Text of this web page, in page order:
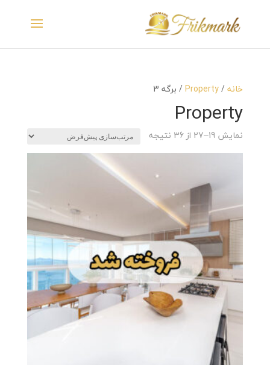
خانه/
Property/ برگه 3
Property
نمایش 19–27 از 36 نتیجه